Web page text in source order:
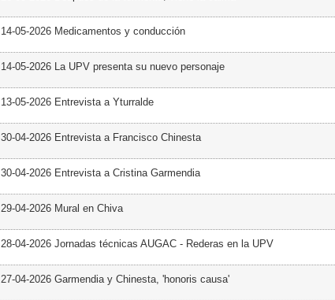
14-05-2026 Medicamentos y conducción
14-05-2026 La UPV presenta su nuevo personaje
13-05-2026 Entrevista a Yturralde
30-04-2026 Entrevista a Francisco Chinesta
30-04-2026 Entrevista a Cristina Garmendia
29-04-2026 Mural en Chiva
28-04-2026 Jornadas técnicas AUGAC - Rederas en la UPV
27-04-2026 Garmendia y Chinesta, 'honoris causa'